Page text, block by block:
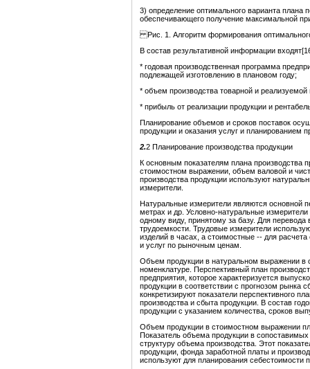
3) определение оптимального варианта плана
обеспечивающего получение максимальной
Рис. 1. Алгоритм формирования
В состав результативной информации
* годовая производственная программа
подлежащей изготовлению в плановом году;
* объем производства товарной и реализуемой
* прибыль от реализации продукции и
Планирование объемов и сроков поставок
продукции и оказания услуг и планированием
2.2 Планирование производства продукции
К основным показателям плана производства
стоимостном выражении, объем валовой и
производства продукции используют
измерители.
Натуральные измерители являются основной
метрах и др. Условно-натуральные
одному виду, принятому за базу. Для
трудоемкости. Трудовые измерители
изделий в часах, а стоимостные -- для
и услуг по рыночным ценам.
Объем продукции в натуральном выражении в
номенклатуре. Перспективный план
предприятия, которое характеризуется
продукции в соответствии с прогнозом рынка
конкретизируют показатели перспективного
производства и сбыта продукции. В состав
продукции с указанием количества, сроков
Объем продукции в стоимостном выражении
Показатель объема продукции в
структуру объема производства. Этот
продукции, фонда заработной платы и
используют для планирования себестоимости